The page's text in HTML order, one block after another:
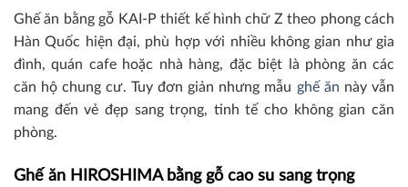
Ghế ăn bằng gỗ KAI-P thiết kế hình chữ Z theo phong cách
Hàn Quốc hiện đại, phù hợp với nhiều không gian như gia
đình, quán cafe hoặc nhà hàng, đặc biệt là phòng ăn các
căn hộ chung cư. Tuy đơn giản nhưng mẫu ghế ăn này vẫn
mang đến vẻ đẹp sang trọng, tinh tế cho không gian căn
phòng.
Ghế ăn HIROSHIMA bằng gỗ cao su sang trọng